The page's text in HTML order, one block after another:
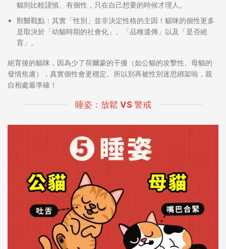
貓則比較謹慎、有個性，只在自己想要的時候才理人。
獸醫觀點：其實 「性別」並非決定性格的主因 ！貓咪的個性更多
是取決於 「幼貓時期的社會化」 「品種遺傳」 以及 「是否絕
育」 。
絕育後的貓咪，因為少了荷爾蒙的干擾（如公貓的攻擊性、母貓的
發情焦慮），真實個性會更穩定。所以別再被性別迷思綁架啦，親
自相處最準確！
睡姿：放鬆 VS 警戒